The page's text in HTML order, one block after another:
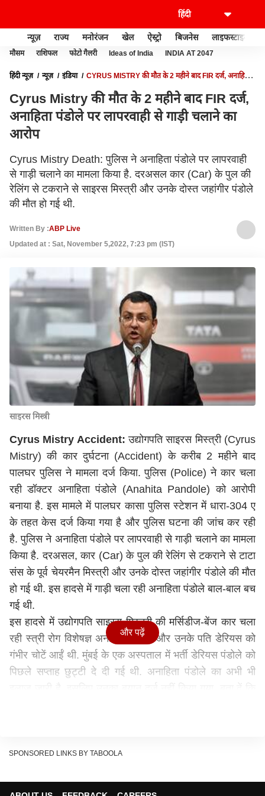
न्यूज़ राज्य मनोरंजन खेल ऐस्ट्रो बिजनेस लाइफस्टाइल
मौसम राशिफल फोटो गैलरी Ideas of India INDIA AT 2047
हिंदी न्यूज़ न्यूज़ इंडिया
CYRUS MISTRY की मौत के 2 महीने बाद FIR दर्ज, अनाहिता
Cyrus Mistry की मौत के 2 महीने बाद FIR दर्ज,
अनाहिता पंडोले पर लापरवाही से गाड़ी चलाने का
आरोप
Cyrus Mistry Death: पुलिस ने अनाहिता पंडोले पर लापरवाही
से गाड़ी चलाने का मामला किया है. दरअसल कार (Car) के पुल की
रेलिंग से टकराने से साइरस मिस्त्री और उनके दोस्त जहांगीर पंडोले
की मौत हो गई थी.
Written By :ABP Live
Updated at : Sat, November 5,2022, 7:23 pm (IST)
साइरस मिस्त्री
Cyrus Mistry Accident: उद्योगपति साइरस मिस्त्री (Cyrus
Mistry) की कार दुर्घटना (Accident) के करीब 2 महीने बाद
पालघर पुलिस ने मामला दर्ज किया. पुलिस (Police) ने कार चला
रही डॉक्टर अनाहिता पंडोले (Anahita Pandole) को आरोपी
बनाया है. इस मामले में पालघर कासा पुलिस स्टेशन में धारा-304 ए
के तहत केस दर्ज किया गया है और पुलिस घटना की जांच कर रही
है. पुलिस ने अनाहिता पंडोले पर लापरवाही से गाड़ी चलाने का मामला
किया है. दरअसल, कार (Car) के पुल की रेलिंग से टकराने से टाटा
संस के पूर्व चेयरमैन मिस्त्री और उनके दोस्त जहांगीर पंडोले की मौत
हो गई थी. इस हादसे में गाड़ी चला रही अनाहिता पंडोले बाल-बाल बच
गई थी.
इस हादसे में उद्योगपति साइरस मिस्त्री की मर्सिडीज-बेंज कार चला
रही स्त्री रोग विशेषज्ञ अनाहिता पंडोले और उनके पति डेरियस को
गंभीर चोटें आईं थी. मुंबई के एक अस्पताल में भर्ती डेरियस पंडोले को
पिछले सप्ताह छुट्टी दे दी गई थी. अनाहिता पंडोले का अभी भी
गया है. उन्होंने बताया कि अचानक लेन बदलने की वजह से ये हादसा
और पढ़ें
SPONSORED LINKS BY TABOOLA